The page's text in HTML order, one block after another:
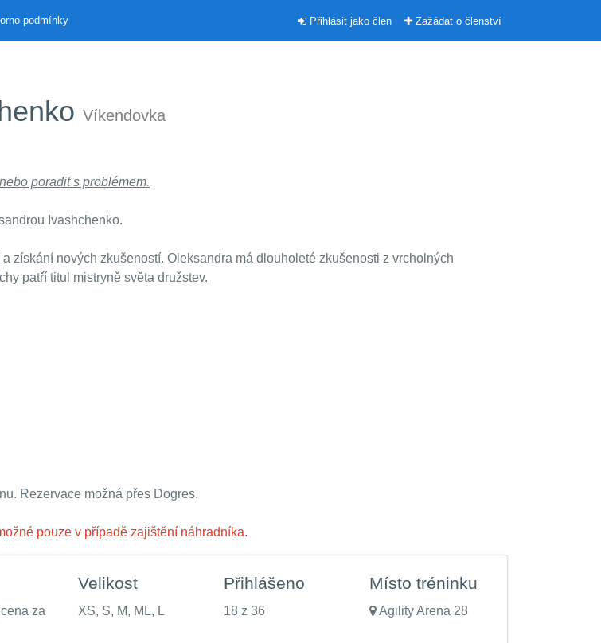
podmínky Přihlásit jako člen Zažádat o členství
Víkendovka
poradit s problémem.
Ivashchenko.
získání nových zkušeností. Oleksandra má dlouholeté zkušenosti z vrcholných
patří titul mistryně světa družstev.
Rezervace možná přes Dogres.
pouze v případě zajištění náhradníka.
za
Velikost
XS, S, M, ML, L
Přihlášeno
18 z 36
Místo tréninku
Agility Arena 28